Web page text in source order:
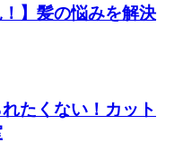
！】髪の悩みを解決
たくない！カット